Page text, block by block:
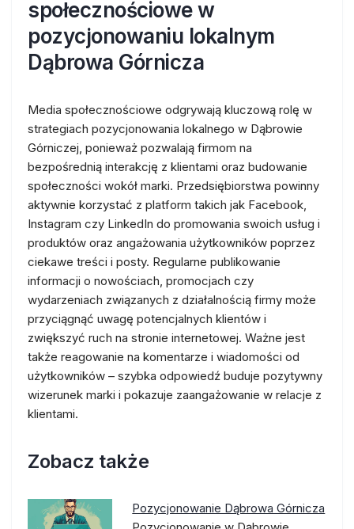
społecznościowe w
pozycjonowaniu lokalnym
Dąbrowa Górnicza
Media społecznościowe odgrywają kluczową rolę w
strategiach pozycjonowania lokalnego w Dąbrowie
Górniczej, ponieważ pozwalają firmom na
bezpośrednią interakcję z klientami oraz budowanie
społeczności wokół marki. Przedsiębiorstwa powinny
aktywnie korzystać z platform takich jak Facebook,
Instagram czy LinkedIn do promowania swoich usług i
produktów oraz angażowania użytkowników poprzez
ciekawe treści i posty. Regularne publikowanie
informacji o nowościach, promocjach czy
wydarzeniach związanych z działalnością firmy może
przyciągnąć uwagę potencjalnych klientów i
zwiększyć ruch na stronie internetowej. Ważne jest
także reagowanie na komentarze i wiadomości od
użytkowników – szybka odpowiedź buduje pozytywny
wizerunek marki i pokazuje zaangażowanie w relacje z
klientami.
Zobacz także
Pozycjonowanie Dąbrowa Górnicza